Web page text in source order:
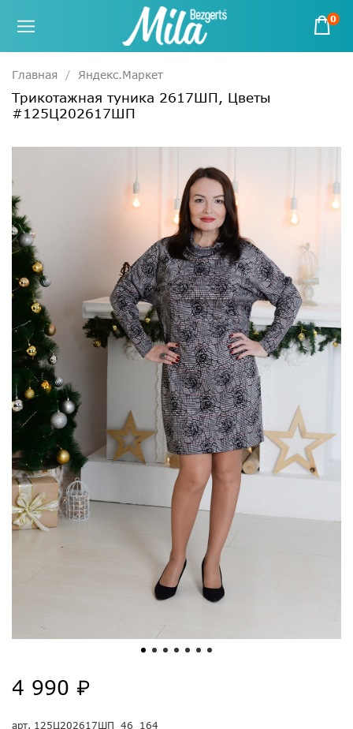
0
Главная Яндекс.Маркет
Трикотажная туника 2617ШП, Цветы
#125Ц202617ШП
арт. 125Ц202617ШП_46_164
4 990 ₽